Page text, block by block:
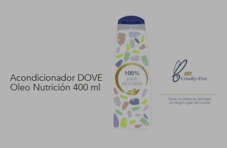
Acondicionador DOVE
Oleo Nutrición 400 ml